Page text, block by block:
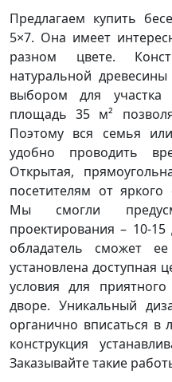
Предлагаем купить
5×7. Она имеет
разном цвете.
натуральной
выбором для
площадь 35 м²
Поэтому вся семья
удобно проводить
Открытая,
посетителям от яркого
Мы смогли
проектирования – 10-
обладатель сможет
установлена доступная
условия для
дворе. Уникальный
органично вписаться
конструкция
Заказывайте такие